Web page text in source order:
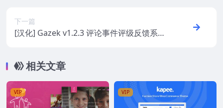
下一篇
[汉化] Gazek v1.2.3 评论事件评级反馈系统
相关文章
VIP VIP